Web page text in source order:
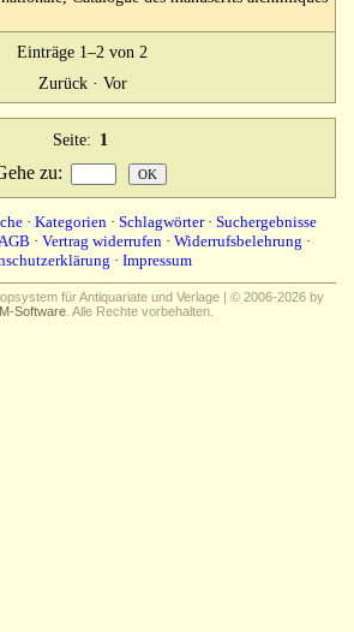
Einträge 1–2 von 2
Zurück· Vor
Seite: 1
zu:
· Kategorien · Schlagwörter· Suchergebnisse
· Vertrag widerrufen· Widerrufsbelehrung ·
· Impressum
für Antiquariate und Verlage | © 2006-2026 by
Software. Alle Rechte vorbehalten.